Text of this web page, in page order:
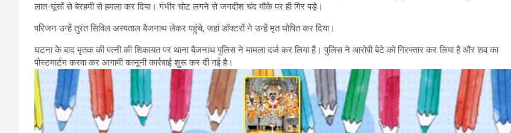
लात-घूंसों से बेरहमी से हमला कर दिया। गंभीर चोट लगने से जगदीश चंद मौके पर ही गिर पड़े।
परिजन उन्हें तुरंत सिविल अस्पताल बैजनाथ लेकर पहुंचे, जहां डॉक्टरों ने उन्हें मृत घोषित कर दिया।
घटना के बाद मृतक की पत्नी की शिकायत पर थाना बैजनाथ पुलिस ने मामला दर्ज कर लिया है। पुलिस ने आरोपी बेटे को गिरफ्तार कर लिया है और शव का
पोस्टमार्टम करवा कर आगामी कानूनी कार्रवाई शुरू कर दी गई है।